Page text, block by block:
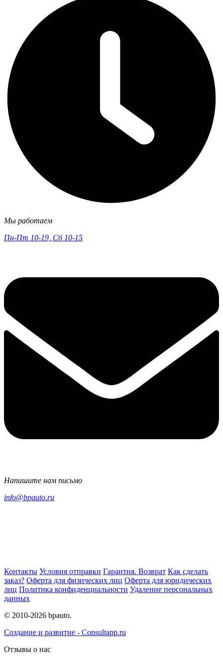
Мы работаем
Пн-Пт 10-19, Сб 10-15
Напишите нам письмо
info@bpauto.ru
Контакты Условия отправки Гарантия. Возврат Как сделать
заказ? Оферта для физических лиц Оферта для юридических
лиц Политика конфиденциальности Удаление персональных
данных
© 2010-2026 bpauto.
Создание и развитие - Consultapp.ru
Отзывы о нас